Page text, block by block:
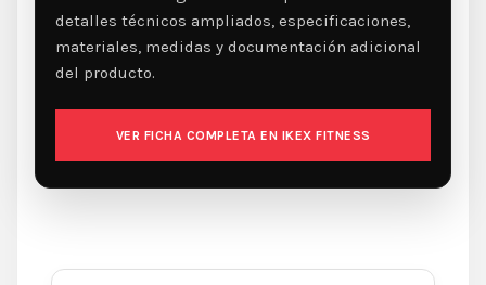
detalles técnicos ampliados, especificaciones,
materiales, medidas y documentación adicional
del producto.
VER FICHA COMPLETA EN IKEX FITNESS